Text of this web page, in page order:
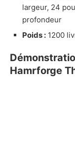
largeur, 24
profondeur
Poids : 1200
Hamrforge